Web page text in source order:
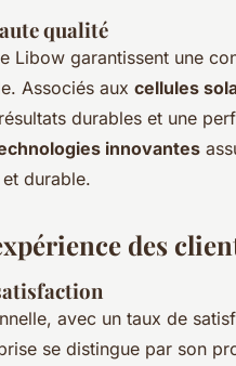
qualité
Libow garantissent une
Associés aux cellules
durables et une
innovantes
durable.
des
avec un taux de
se distingue par son